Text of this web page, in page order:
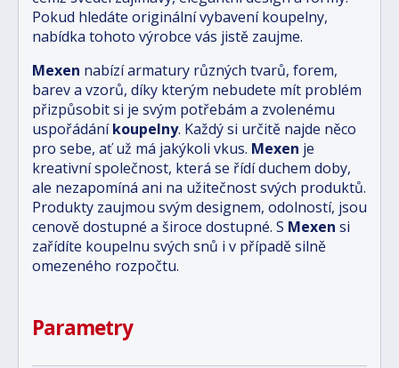
Pokud hledáte originální vybavení koupelny,
nabídka tohoto výrobce vás jistě zaujme.
Mexen nabízí armatury různých tvarů, forem,
barev a vzorů, díky kterým nebudete mít problém
přizpůsobit si je svým potřebám a zvolenému
uspořádáníkoupelny. Každý si určitě najde něco
pro sebe, ať už má jakýkoli vkus. Mexen je
kreativní společnost, která se řídí duchem doby,
ale nezapomíná ani na užitečnost svých produktů.
Produkty zaujmou svým designem, odolností, jsou
cenově dostupné a široce dostupné. S Mexen si
zařídíte koupelnu svých snů i v případě silně
omezeného rozpočtu.
Parametry